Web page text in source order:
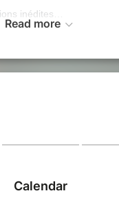
inédites…
variées et
de ces inventions
elle intègre aussi une
Read more